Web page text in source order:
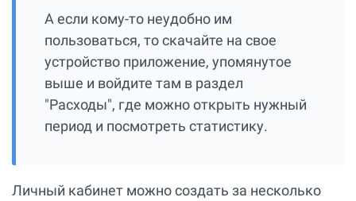
А если кому-то неудобно им
пользоваться, то скачайте на свое
устройство приложение, упомянутое
выше и войдите там в раздел
"Расходы", где можно открыть нужный
период и посмотреть статистику.
Личный кабинет можно создать за несколько